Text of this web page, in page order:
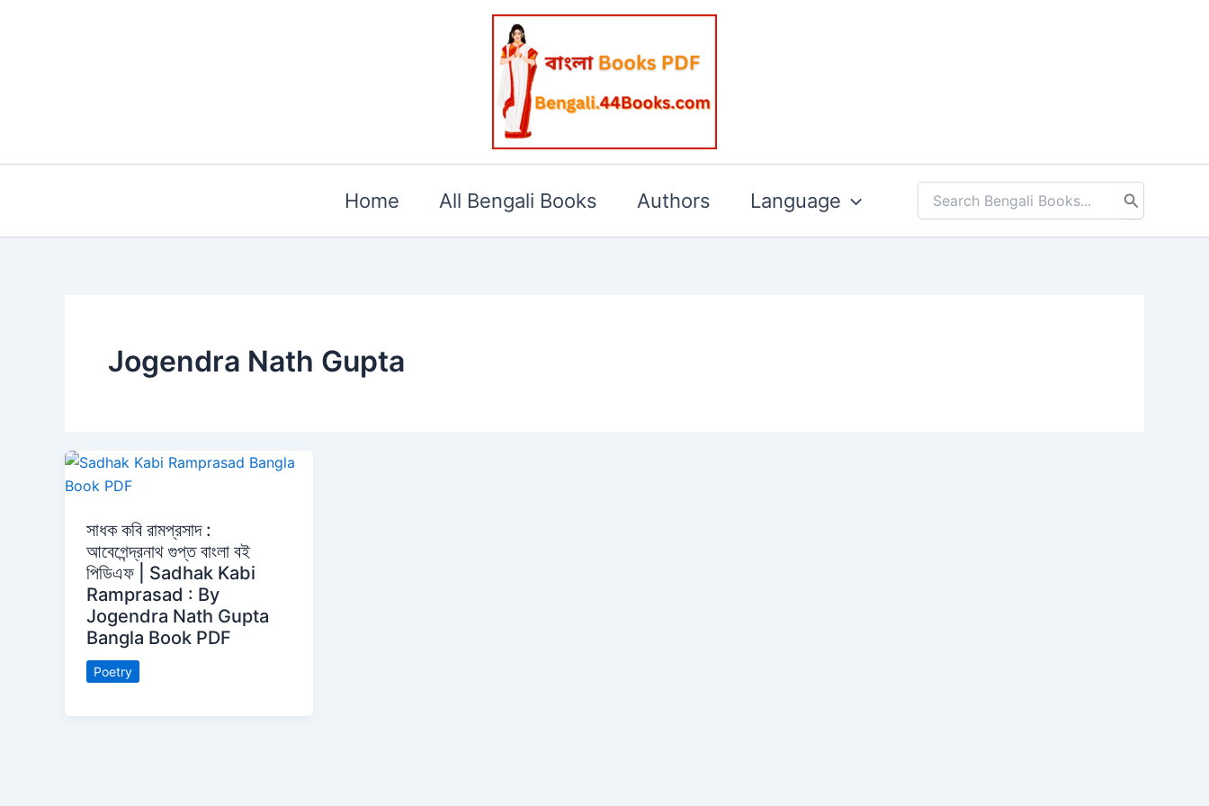
Home All Bengali Books Authors Language
Search
Jogendra Nath Gupta
সাধক কবি রামপ্রসাদ :
আবেগেন্দ্রনাথ গুপ্ত বাংলা বই
পিডিএফ | Sadhak Kabi
Ramprasad : By
Jogendra Nath Gupta
Bangla Book PDF
Poetry